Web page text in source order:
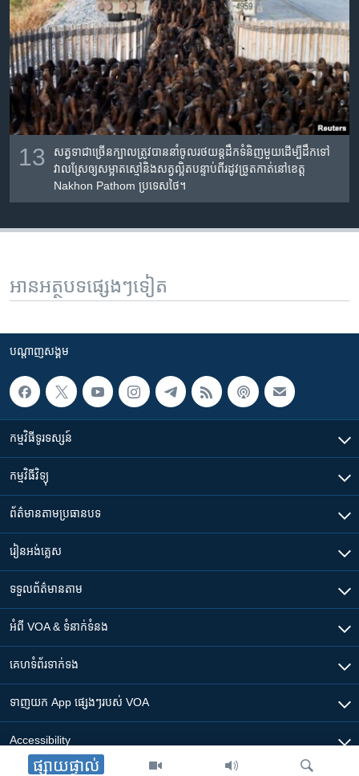
ផ្សាយផ្ទាល់
13
សត្វទាជាច្រើនក្បាលត្រូវបាន​នាំចូល​រថយន្ត​ដឹកទំនិញ​មួយ​ដើម្បី​ដឹក​ទៅ​
វាលស្រែឲ្យ​សម្អាត​ស្មៅ​និង​សត្វល្អិតបន្ទាប់ពីរដូវច្រូតកាត់​នៅ​ខេត្ត
Nakhon Pathom ប្រទេសថៃ។
អានអត្ថបទផ្សេងៗទៀត
បណ្តាញ​សង្គម
កម្មវិធី​ទូរទស្សន៍
កម្មវិធី​វិទ្យុ
ព័ត៌មាន​តាមប្រធានបទ​
រៀន​​អង់គ្លេស
ទទួល​ព័ត៌មាន​តាម
អំពី​ VOA & ទំនាក់ទំនង
គេហទំព័រ​​ទាក់ទង
ទាញយក​ App ផ្សេងៗ​របស់​ VOA
Accessibility